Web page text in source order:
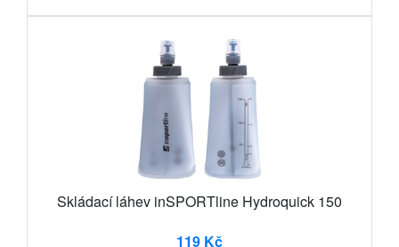
Skládací láhev inSPORTline Hydroquick 150
119 Kč